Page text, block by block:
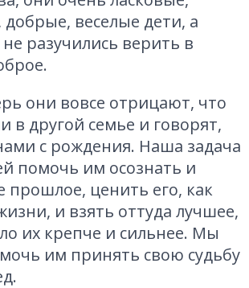
веселые дети, а
разучились верить в
они вовсе отрицают, что
в другой семье и говорят,
с рождения. Наша задача
помочь им осознать и
прошлое, ценить его, как
и взять оттуда лучшее,
их крепче и сильнее. Мы
им принять свою судьбу